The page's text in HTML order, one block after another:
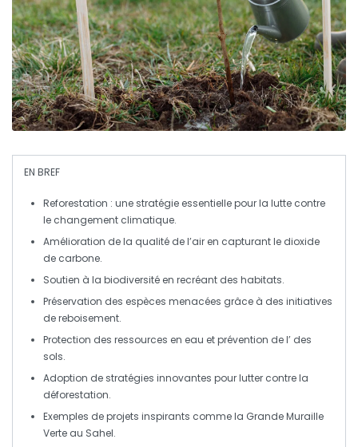
EN BREF
Reforestation : une stratégie essentielle pour la lutte contre
le changement climatique.
Amélioration de la qualité de l’air en capturant le dioxide
de carbone.
Soutien à la biodiversité en recréant des habitats.
Préservation des espèces menacées grâce à des initiatives
dereboisement.
Protection des ressources en eau et prévention de l’ des
sols.
Adoption de stratégies innovantes pour lutter contre la
déforestation.
Exemples de projets inspirants comme la Grande Muraille
Verte au Sahel.